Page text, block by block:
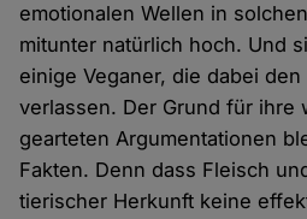
emotionalen Wellen in
mitunter natürlich hoch. Und
einige Veganer, die dabei
verlassen. Der Grund für ihre
gearteten Argumentationen
Fakten. Denn dass Fleisch
tierischer Herkunft keine